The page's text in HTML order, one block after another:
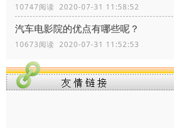
10747阅读 2020-07-31 11:58:52
汽车电影院的优点有哪些呢？
10673阅读 2020-07-31 11:52:53